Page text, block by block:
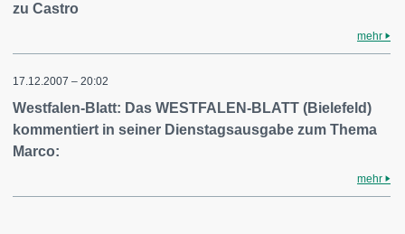
zu Castro
mehr
17.12.2007 – 20:02
Westfalen-Blatt: Das WESTFALEN-BLATT (Bielefeld)
kommentiert in seiner Dienstagsausgabe zum Thema
Marco:
mehr